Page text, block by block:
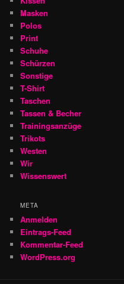
Masken
Polos
Print
Schuhe
Schürzen
Sonstige
T-Shirt
Taschen
Tassen & Becher
Trainingsanzüge
Trikots
Westen
Wir
Wissenswert
META
Anmelden
Eintrags-Feed
Kommentar-Feed
WordPress.org